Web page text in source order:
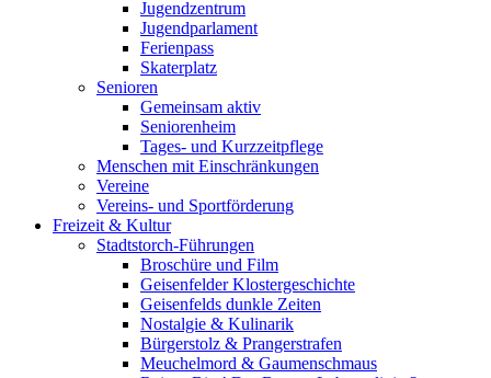
Jugendzentrum
Jugendparlament
Ferienpass
Skaterplatz
Senioren
Gemeinsam aktiv
Seniorenheim
Tages- und Kurzzeitpflege
Menschen mit Einschränkungen
Vereine
Vereins- und Sportförderung
Freizeit & Kultur
Stadtstorch-Führungen
Broschüre und Film
Geisenfelder Klostergeschichte
Geisenfelds dunkle Zeiten
Nostalgie & Kulinarik
Bürgerstolz & Prangerstrafen
Meuchelmord & Gaumenschmaus